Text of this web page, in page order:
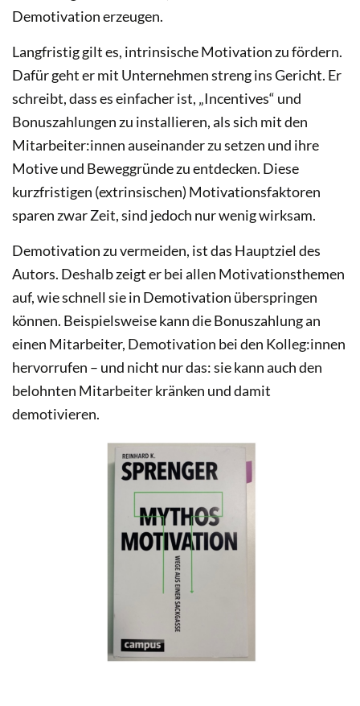
Demotivation erzeugen.
Langfristig gilt es, intrinsische Motivation zu fördern.
Dafür geht er mit Unternehmen streng ins Gericht. Er
schreibt, dass es einfacher ist, „Incentives“ und
Bonuszahlungen zu installieren, als sich mit den
Mitarbeiter:innen auseinander zu setzen und ihre
Motive und Beweggründe zu entdecken. Diese
kurzfristigen (extrinsischen) Motivationsfaktoren
sparen zwar Zeit, sind jedoch nur wenig wirksam.
Demotivation zu vermeiden, ist das Hauptziel des
Autors. Deshalb zeigt er bei allen Motivationsthemen
auf, wie schnell sie in Demotivation überspringen
können. Beispielsweise kann die Bonuszahlung an
einen Mitarbeiter, Demotivation bei den Kolleg:innen
hervorrufen – und nicht nur das: sie kann auch den
belohnten Mitarbeiter kränken und damit
demotivieren.